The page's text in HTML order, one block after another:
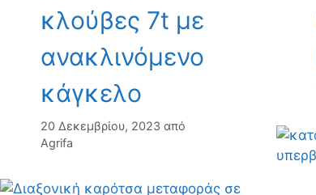
κλούβες 7t με
ανακλινόμενο
κάγκελο
20 Δεκεμβρίου, 2023 από
Agrifa